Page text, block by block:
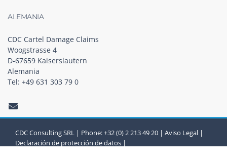
ALEMANIA
CDC Cartel Damage Claims
Woogstrasse 4
D-67659 Kaiserslautern
Alemania
Tel: +49 631 303 79 0
CDC Consulting SRL | Phone: +32 (0) 2 213 49 20 | Aviso Legal |
Declaración de protección de datos |